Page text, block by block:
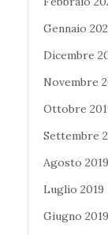
Gennaio
Dicembre
Novembre
Ottobre
Settembre
Agosto 2019
Luglio 2019
Giugno 2019